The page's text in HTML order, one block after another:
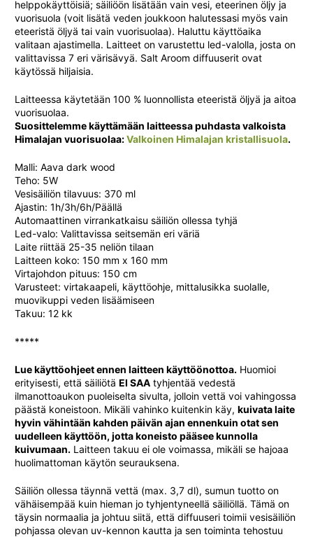
helppokäyttöisiä; säiliöön lisätään vain vesi, eteerinen öljy ja
vuorisuola (voit lisätä veden joukkoon halutessasi myös vain
eteeristä öljyä tai vain vuorisuolaa). Haluttu käyttöaika
valitaan ajastimella. Laitteet on varustettu led-valolla, josta on
valittavissa 7 eri värisävyä. Salt Aroom diffuuserit ovat
käytössä hiljaisia.
Laitteessa käytetään 100 % luonnollista eteeristä öljyä ja aitoa
vuorisuolaa.
Suosittelemme käyttämään laitteessa puhdasta valkoista
Himalajan vuorisuolaa:Valkoinen Himalajan kristallisuola.
Malli: Aava dark wood
Teho: 5W
Vesisäiliön tilavuus: 370 ml
Ajastin: 1h/3h/6h/Päällä
Automaattinen virrankatkaisu säiliön ollessa tyhjä
Led-valo: Valittavissa seitsemän eri väriä
Laite riittää 25-35 neliön tilaan
Laitteen koko: 150 mm x 160 mm
Virtajohdon pituus: 150 cm
Varusteet: virtakaapeli, käyttöohje, mittalusikka suolalle,
muovikuppi veden lisäämiseen
Takuu: 12 kk
*****
Lue käyttöohjeet ennen laitteen käyttöönottoa. Huomioi
erityisesti, että säiliötä EI SAA tyhjentää vedestä
ilmanottoaukon puoleiselta sivulta, jolloin vettä voi vahingossa
päästä koneistoon. Mikäli vahinko kuitenkin käy, kuivata laite
hyvin vähintään kahden päivän ajan ennenkuin otat sen
uudelleen käyttöön, jotta koneisto pääsee kunnolla
kuivumaan. Laitteen takuu ei ole voimassa, mikäli se hajoaa
huolimattoman käytön seurauksena.
Säiliön ollessa täynnä vettä (max. 3,7 dl), sumun tuotto on
vähäisempää kuin hieman jo tyhjentyneellä säiliöllä. Tämä on
täysin normaalia ja johtuu siitä, että diffuuseri toimii vesisäiliön
pohjassa olevan uv-kennon kautta ja sen toiminta tehostuu